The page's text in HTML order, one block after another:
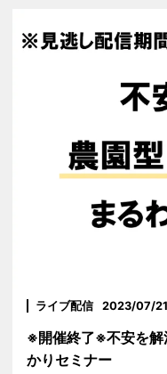
ライブ配信 2023/07/
※開催終了※不安を解
かりセミナー